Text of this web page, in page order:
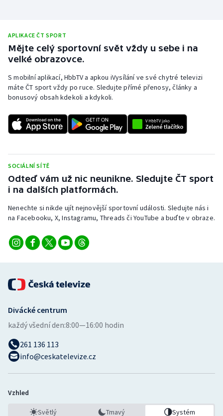
Plavání
Plážový volejbal
Ragby
Rychlobruslení
Rychlostní kanoistika
Short track
Sportovní střelba
Veslování
Ostatní
APLIKACE ČT SPORT
Mějte celý sportovní svět vždy u sebe i na
velké obrazovce.
S mobilní aplikací, HbbTV a apkou iVysílání ve své chytré televizi
máte ČT sport vždy po ruce. Sledujte přímé přenosy, články a
bonusový obsah kdekoli a kdykoli.
SOCIÁLNÍ SÍTĚ
Odteď vám už nic neunikne. Sledujte ČT sport
i na dalších platformách.
Nenechte si nikde ujít nejnovější sportovní události. Sledujte nás i
na Facebooku, X, Instagramu, Threads či YouTube a buďte v obraze.
Divácké centrum
každý všední den:8:00—16:00 hodin
261 136 113
info@ceskatelevize.cz
Vzhled
Světlý Tmavý Systém